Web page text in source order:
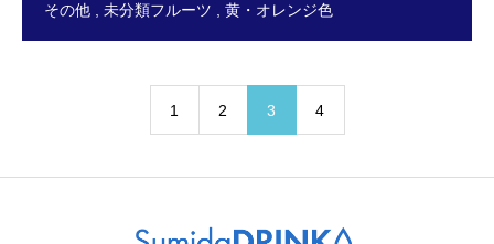
その他 未分類フルーツ 黄・オレンジ色
1 2 3 4